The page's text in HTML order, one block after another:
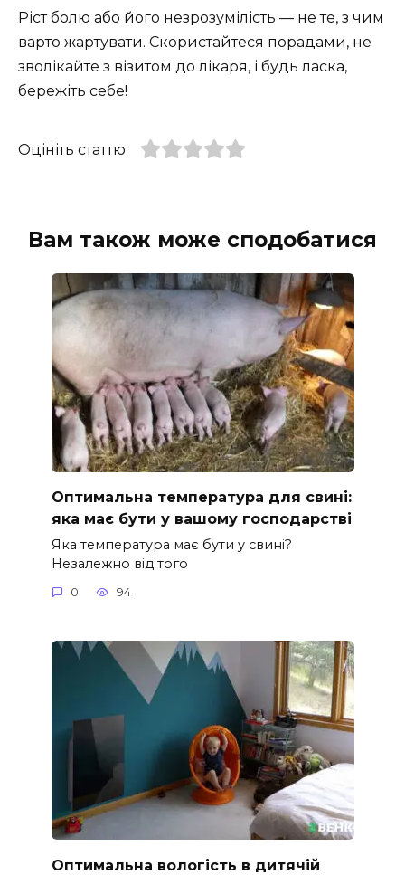
Ріст болю або його незрозумілість — не те, з чим
варто жартувати. Скористайтеся порадами, не
зволікайте з візитом до лікаря, і будь ласка,
бережіть себе!
Оцініть статтю
Вам також може сподобатися
Оптимальна температура для свині:
яка має бути у вашому господарстві
Яка температура має бути у свині?
Незалежно від того
0 94
Оптимальна вологість в дитячій